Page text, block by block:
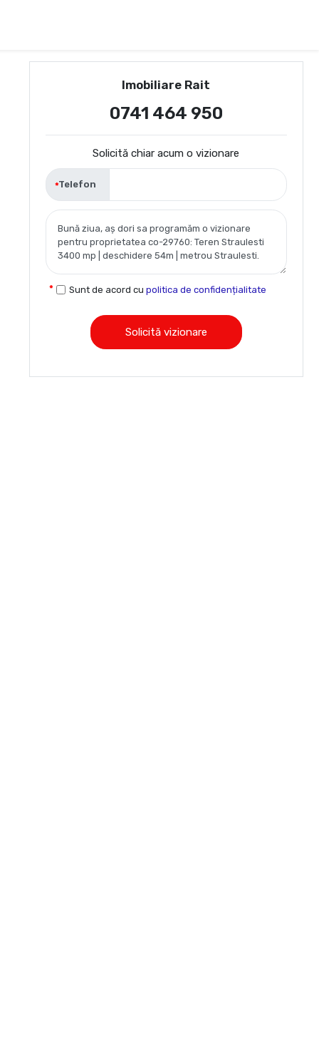
Imobiliare Rait
0741 464 950
Solicită chiar acum o vizionare
Telefon
Sunt de acord cu politica de confidențialitate
Solicită vizionare